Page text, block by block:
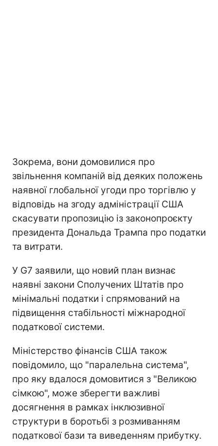
Зокрема, вони домовилися про
звільнення компаній від деяких положень
наявної глобальної угоди про торгівлю у
відповідь на згоду адміністрації США
скасувати пропозицію із законопроєкту
президента Дональда Трампа про податки
та витрати.
У G7 заявили, що новий план визнає
наявні закони Сполучених Штатів про
мінімальні податки і спрямований на
підвищення стабільності міжнародної
податкової системи.
Міністерство фінансів США також
повідомило, що "паралельна система",
про яку вдалося домовитися з "Великою
сімкою", може зберегти важливі
досягнення в рамках інклюзивної
структури в боротьбі з розмиванням
податкової бази та виведенням прибутку.